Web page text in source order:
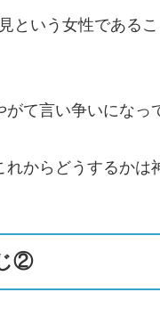
という女性である
て言い争いになっ
からどうするかは
②